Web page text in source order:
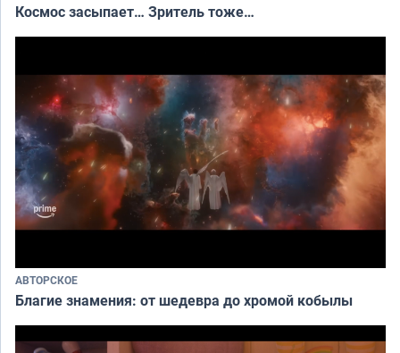
Космос засыпает… Зритель тоже…
АВТОРСКОЕ
Благие знамения: от шедевра до хромой кобылы